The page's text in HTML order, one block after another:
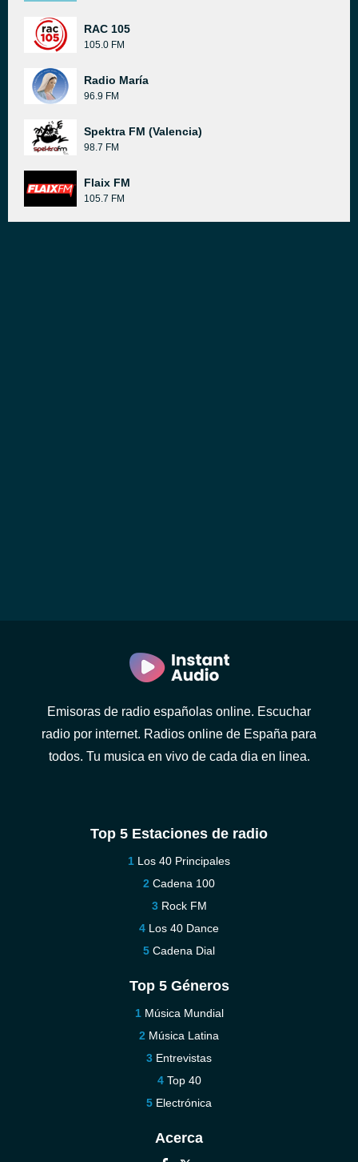
RAC 105
105.0 FM
Radio María
96.9 FM
Spektra FM (Valencia)
98.7 FM
Flaix FM
105.7 FM
Emisoras de radio españolas online. Escuchar
radio por internet. Radios online de España para
todos. Tu musica en vivo de cada dia en linea.
Top 5 Estaciones de radio
Los 40 Principales
Cadena 100
Rock FM
Los 40 Dance
Cadena Dial
Top 5 Géneros
Música Mundial
Música Latina
Entrevistas
Top 40
Electrónica
Acerca